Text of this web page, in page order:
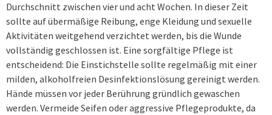
Durchschnitt zwischen vier und acht Wochen. In dieser Zeit
sollte auf übermäßige Reibung, enge Kleidung und sexuelle
Aktivitäten weitgehend verzichtet werden, bis die Wunde
vollständig geschlossen ist. Eine sorgfältige Pflege ist
entscheidend: Die Einstichstelle sollte regelmäßig mit einer
milden, alkoholfreien Desinfektionslösung gereinigt werden.
Hände müssen vor jeder Berührung gründlich gewaschen
werden. Vermeide Seifen oder aggressive Pflegeprodukte, da